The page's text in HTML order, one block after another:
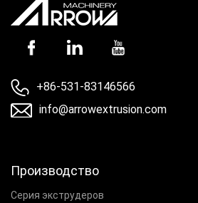
+86-531-83146566
info@arrowextrusion.com
Производство
Серия экструдеров